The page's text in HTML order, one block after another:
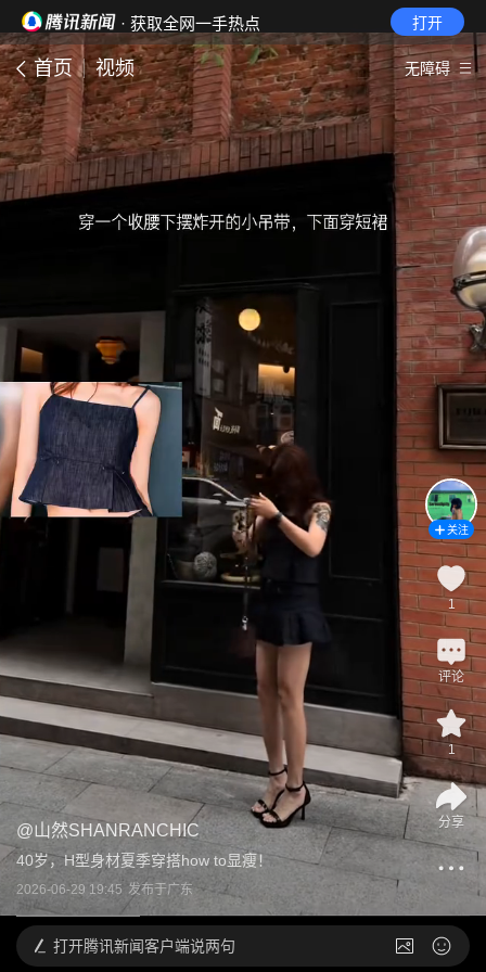
· 获取全网一手热点 打开
首页 视频 无障碍
@山然SHANRANCHIC
40岁，H型身材夏季穿搭how to显瘦！
2026-06-29 19:45 发布于广东
关注
1
评论
1
分享
打开腾讯新闻客户端说两句